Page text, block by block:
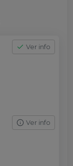
Ver info
Ver info